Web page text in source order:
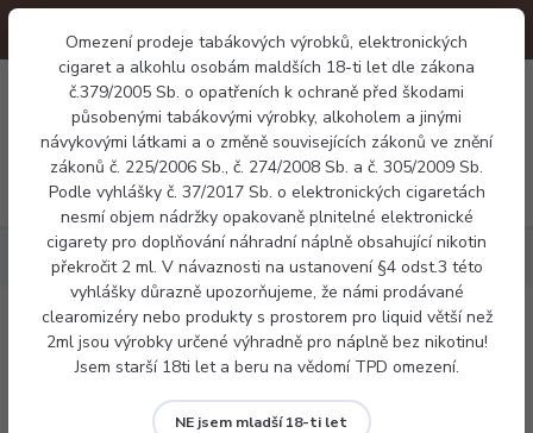
Omezení prodeje tabákových výrobků, elektronických
cigaret a alkohlu osobám maldších 18-ti let dle zákona
č.379/2005 Sb. o opatřeních k ochraně před škodami
působenými tabákovými výrobky, alkoholem a jinými
návykovými látkami a o změně souvisejících zákonů ve znění
zákonů č. 225/2006 Sb., č. 274/2008 Sb. a č. 305/2009 Sb.
Podle vyhlášky č. 37/2017 Sb. o elektronických cigaretách
nesmí objem nádržky opakovaně plnitelné elektronické
cigarety pro doplňování náhradní náplně obsahující nikotin
překročit 2 ml. V návaznosti na ustanovení §4 odst.3 této
vyhlášky důrazně upozorňujeme, že námi prodávané
clearomizéry nebo produkty s prostorem pro liquid větší než
2ml jsou výrobky určené výhradně pro náplně bez nikotinu!
Jsem starší 18ti let a beru na vědomí TPD omezení.
NE jsem mladší 18-ti let
Menu
0 Kč
Náplně E-liquid Liqua Strawberry 10ml
E-liquid Liqua Strawberry 10ml